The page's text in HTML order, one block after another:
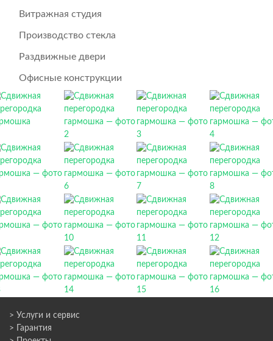
Витражная студия
Производство стекла
Раздвижные двери
Офисные конструкции
> Услуги и сервис
> Гарантия